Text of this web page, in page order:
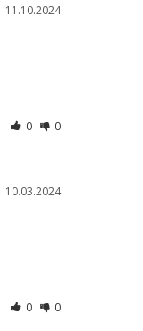
11.10.2024
0 0
10.03.2024
0 0